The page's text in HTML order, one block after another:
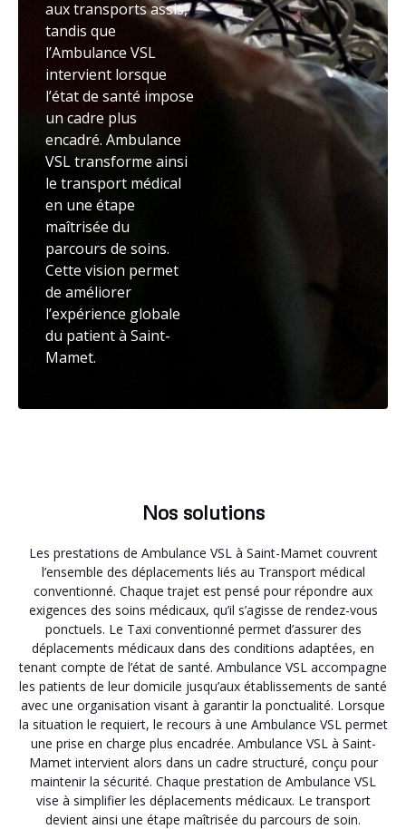
aux transports assis,
tandis que
l’Ambulance VSL
intervient lorsque
l’état de santé impose
un cadre plus
encadré. Ambulance
VSL transforme ainsi
le transport médical
en une étape
maîtrisée du
parcours de soins.
Cette vision permet
de améliorer
l’expérience globale
du patient à Saint-
Mamet.
Nos solutions
Les prestations de Ambulance VSL à Saint-Mamet couvrent
l’ensemble des déplacements liés au Transport médical
conventionné. Chaque trajet est pensé pour répondre aux
exigences des soins médicaux, qu’il s’agisse de rendez-vous
ponctuels. Le Taxi conventionné permet d’assurer des
déplacements médicaux dans des conditions adaptées, en
tenant compte de l’état de santé. Ambulance VSL accompagne
les patients de leur domicile jusqu’aux établissements de santé
avec une organisation visant à garantir la ponctualité. Lorsque
la situation le requiert, le recours à une Ambulance VSL permet
une prise en charge plus encadrée. Ambulance VSL à Saint-
Mamet intervient alors dans un cadre structuré, conçu pour
maintenir la sécurité. Chaque prestation de Ambulance VSL
vise à simplifier les déplacements médicaux. Le transport
devient ainsi une étape maîtrisée du parcours de soin.